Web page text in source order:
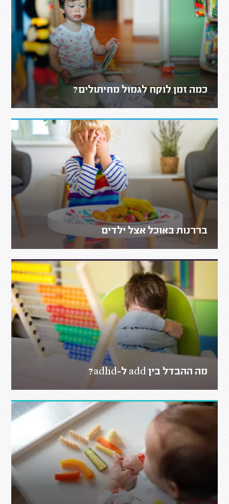
כמה זמן לוקח לגמול מחיתולים?
בררנות באוכל אצל ילדים
מה ההבדל בין add ל-adhd?